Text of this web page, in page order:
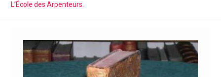
L’École des Arpenteurs.